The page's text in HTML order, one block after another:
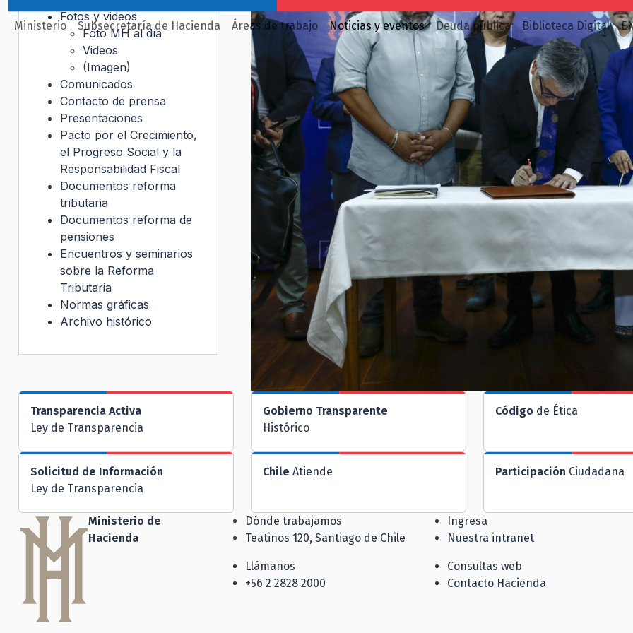
Ministerio Subsecretaría de Hacienda Áreas de trabajo Noticias y eventos Deuda pública Biblioteca Digital
Fotos y videos
Foto MH al día
Videos
(Imagen)
Comunicados
Contacto de prensa
Presentaciones
Pacto por el Crecimiento,
el Progreso Social y la
Responsabilidad Fiscal
Documentos reforma
tributaria
Documentos reforma de
pensiones
Encuentros y seminarios
sobre la Reforma
Tributaria
Normas gráficas
Archivo histórico
Transparencia Activa
Ley de Transparencia
Gobierno Transparente
Histórico
Código de Ética
Solicitud de Información
Ley de Transparencia
Chile Atiende Participación Ciudadana
Ministerio de
Hacienda
Dónde trabajamos
Teatinos 120, Santiago de Chile
Llámanos
+56 2 2828 2000
Ingresa
Nuestra intranet
Consultas web
Contacto Hacienda